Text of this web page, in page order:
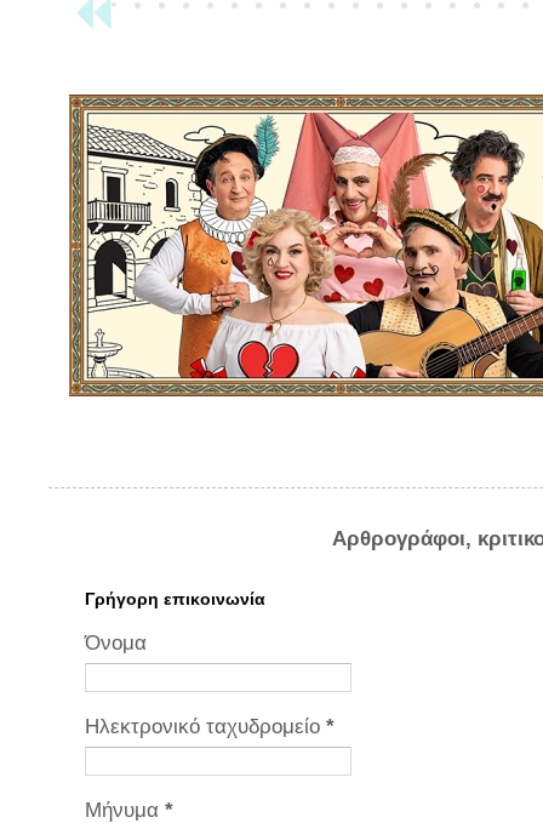
Αρθρογράφοι,
Γρήγορη επικοινωνία
Όνομα
Ηλεκτρονικό ταχυδρομείο *
Μήνυμα *